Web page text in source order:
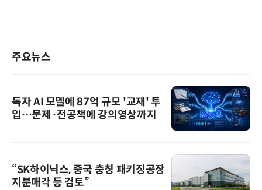
주요뉴스
독자 AI 모델에 87억 규모 '교재' 투
입…문제·전공책에 강의영상까지
“SK하이닉스, 중국 충칭 패키징공장
지분매각 등 검토”